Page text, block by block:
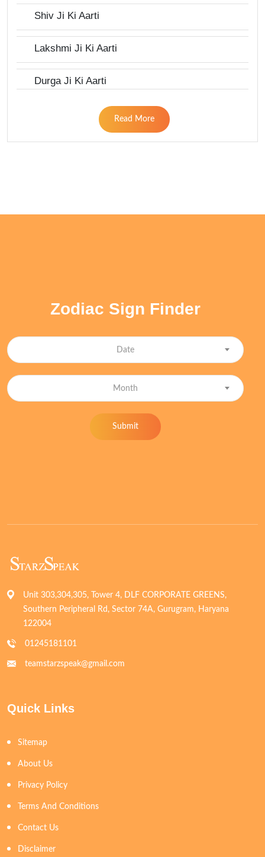
Shiv Ji Ki Aarti
Lakshmi Ji Ki Aarti
Durga Ji Ki Aarti
Read More
Zodiac Sign Finder
Date
Month
Submit
Unit 303,304,305, Tower 4, DLF CORPORATE GREENS,
Southern Peripheral Rd, Sector 74A, Gurugram, Haryana
122004
01245181101
teamstarzspeak@gmail.com
Quick Links
Sitemap
About Us
Privacy Policy
Terms And Conditions
Contact Us
Disclaimer